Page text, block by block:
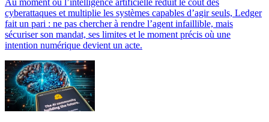
Au moment où l’intelligence artificielle réduit le coût des
cyberattaques et multiplie les systèmes capables d’agir seuls, Ledger
fait un pari : ne pas chercher à rendre l’agent infaillible, mais
sécuriser son mandat, ses limites et le moment précis où une
intention numérique devient un acte.